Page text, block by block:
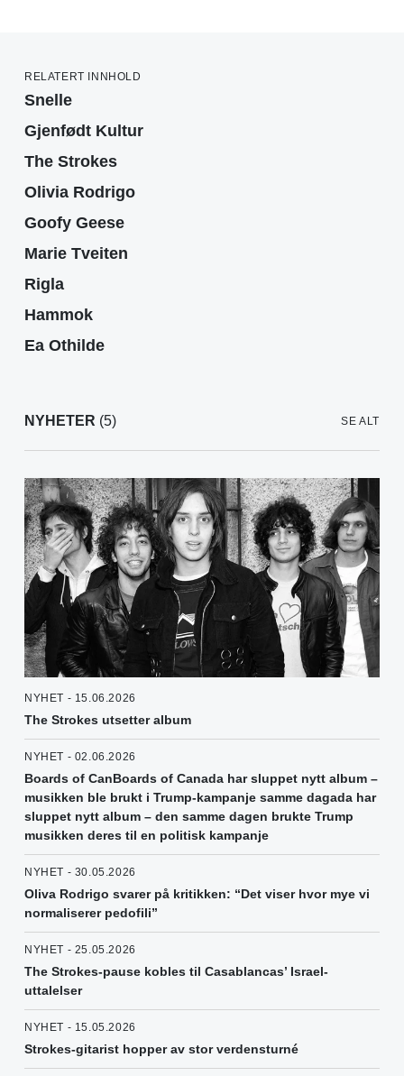
RELATERT INNHOLD
Snelle
Gjenfødt Kultur
The Strokes
Olivia Rodrigo
Goofy Geese
Marie Tveiten
Rigla
Hammok
Ea Othilde
NYHETER (5) SE ALT
NYHET - 15.06.2026
The Strokes utsetter album
NYHET - 02.06.2026
Boards of CanBoards of Canada har sluppet nytt album –
musikken ble brukt i Trump-kampanje samme dagada har
sluppet nytt album – den samme dagen brukte Trump
musikken deres til en politisk kampanje
NYHET - 30.05.2026
Oliva Rodrigo svarer på kritikken: “Det viser hvor mye vi
normaliserer pedofili”
NYHET - 25.05.2026
The Strokes-pause kobles til Casablancas’ Israel-
uttalelser
NYHET - 15.05.2026
Strokes-gitarist hopper av stor verdensturné